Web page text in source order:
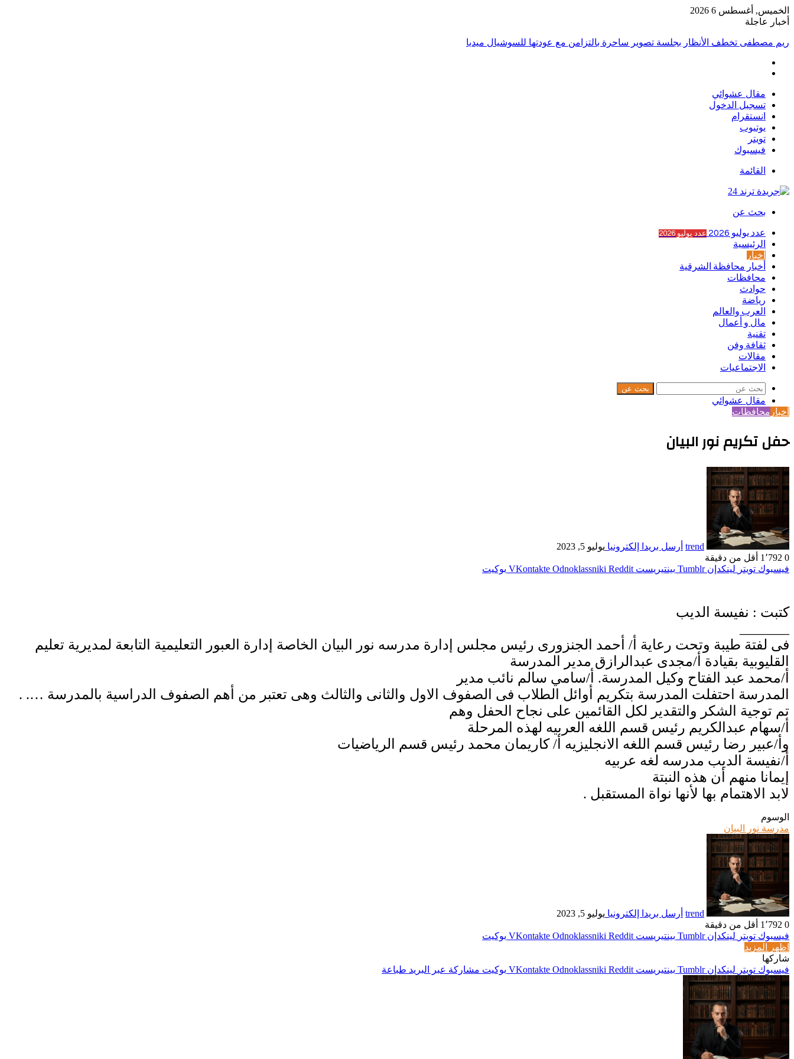
الخميس, أغسطس 6 2026
أخبار عاجلة
ريم مصطفى تخطف الأنظار بجلسة تصوير ساحرة بالتزامن مع عودتها للسوشيال ميديا
مقال عشوائي
تسجيل الدخول
انستقرام
يوتيوب
تويتر
فيسبوك
القائمة
بحث عن
عدد يوليو 2026 عدد يوليو 2026
الرئيسية
أخبار
أخبار محافظة الشرقية
محافظات
حوادث
رياضة
العرب والعالم
مال و أعمال
تقنية
ثقافة وفن
مقالات
الاجتماعيات
بحث عن
مقال عشوائي
أخبار محافظات
حفل تكريم نور البيان
trend أرسل بريدا إلكترونيا يوليو 5, 2023
0
أقل من دقيقة
فيسبوك تويتر لينكدإن بينتيريست Odnoklassniki بوكيت
كتبت : نفيسة الديب
فى لفتة طيبة وتحت رعاية أ/ أحمد الجنزورى رئيس مجلس إدارة مدرسه نور البيان الخاصة إدارة العبور التعليمية التابعة لمديرية تعليم
القليوبية بقيادة أ/مجدى عبدالرازق مدير المدرسة
أ/محمد عبد الفتاح وكيل المدرسة. أ/سامي سالم نائب مدير
المدرسة احتفلت المدرسة بتكريم أوائل الطلاب فى الصفوف الاول والثانى والثالث وهى تعتبر من أهم الصفوف الدراسية بالمدرسة …. .
تم توجية الشكر والتقدير لكل القائمين على نجاح الحفل وهم
أ/سهام عبدالكريم رئيس قسم اللغه العربيه لهذه المرحلة
وأ/عبير رضا رئيس قسم اللغه الانجليزيه أ/ كاريمان محمد رئيس قسم الرياضيات
أ/نفيسة الديب مدرسه لغه عربيه
إيمانا منهم أن هذه النبتة
لابد الاهتمام بها لأنها نواة المستقبل .
الوسوم
مدرسة نور البيان
trend أرسل بريدا إلكترونيا يوليو 5, 2023
0
أقل من دقيقة
فيسبوك تويتر لينكدإن بينتيريست Odnoklassniki
بوكيت
اظهر المزيد
شاركها
فيسبوك تويتر لينكدإن بينتيريست Odnoklassniki بوكيت مشاركة عبر البريد طباعة